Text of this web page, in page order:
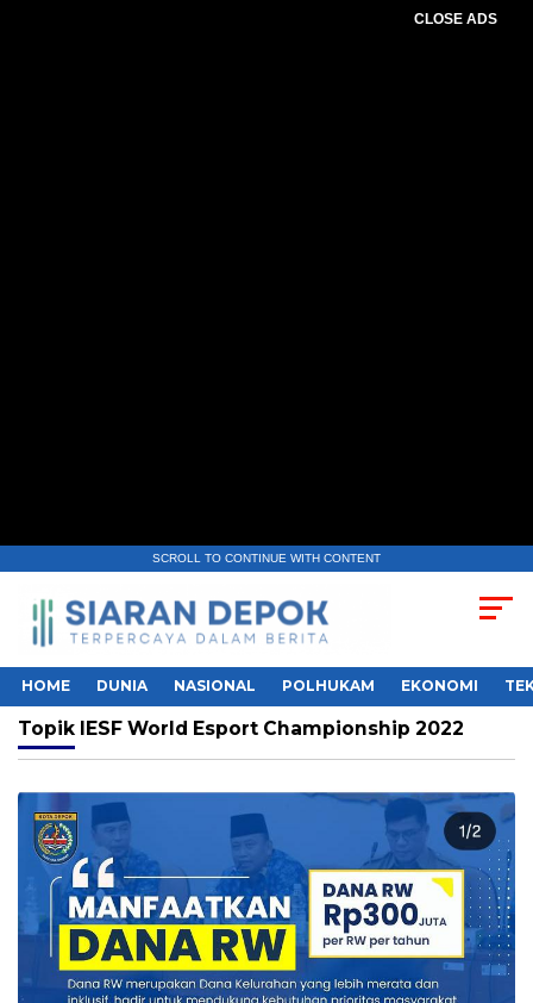
CLOSE ADS
SCROLL TO CONTINUE WITH CONTENT
HOME DUNIA NASIONAL POLHUKAM EKONOMI
Topik IESF World Esport Championship 2022